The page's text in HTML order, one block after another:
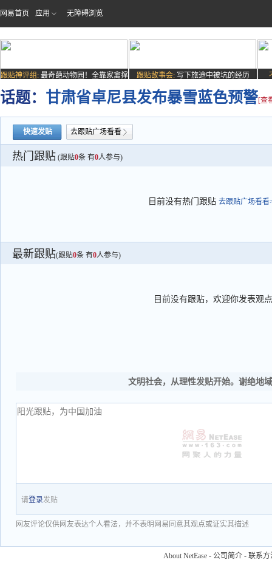
网易首页 应用 无障碍浏览
跟贴神评组: 最奇葩动物园！全靠家禽撑
场子
跟贴故事会: 写下旅途中被坑的经历
话题： 甘肃省卓尼县发布暴雪蓝色预警[查
快速发贴 去跟贴广场看看
热门跟贴 (跟贴0条 有0人参与)
目前没有热门跟贴 去跟贴广场看看
最新跟贴(跟贴0条 有0人参与)
目前没有跟贴，欢迎你发表观点
文明社会，从理性发贴开始。谢绝地
请登录发贴
网友评论仅供网友表达个人看法，并不表明网易同意其观点或证实其描述
About NetEase - 公司简介 - 联系方